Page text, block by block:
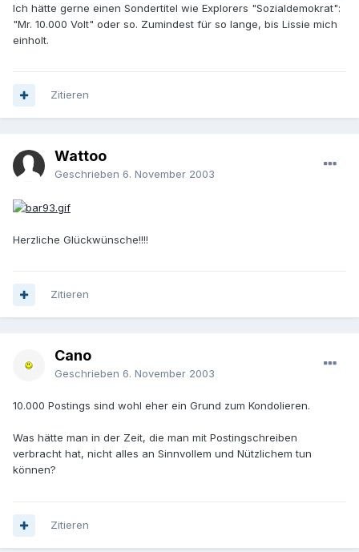
Ich hätte gerne einen Sondertitel wie Explorers "Sozialdemokrat":
"Mr. 10.000 Volt" oder so. Zumindest für so lange, bis Lissie mich
einholt.
Zitieren
Wattoo
Geschrieben 6. November 2003
Herzliche Glückwünsche!!!!
Zitieren
Cano
Geschrieben 6. November 2003
10.000 Postings sind wohl eher ein Grund zum Kondolieren.
Was hätte man in der Zeit, die man mit Postingschreiben
verbracht hat, nicht alles an Sinnvollem und Nützlichem tun
können?
Zitieren